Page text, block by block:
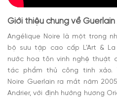
Giới thiệu chung về Guerlain
Angélique Noire là một trong
bộ sưu tập cao cấp L’Art &
nước hoa tôn vinh nghệ thuật
tác phẩm thủ công tinh xảo.
Noire Guerlain ra mắt năm
Andrier, với định hướng hương